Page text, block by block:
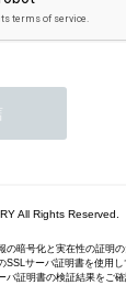
All Rights Reserved.
の暗号化と実在性の証明
SSLサーバ証明書を使用
バ証明書の検証結果をご確